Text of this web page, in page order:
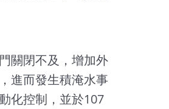
關閉不及，增加外
進而發生積淹水事
化控制，並於107